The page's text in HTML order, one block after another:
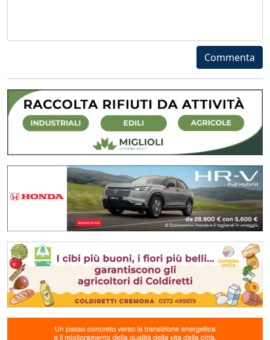
Commenta